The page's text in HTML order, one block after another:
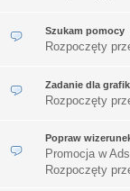
Szukam pomocy
Rozpoczęty
Zadanie dla
Rozpoczęty
Popraw
Promocja w
Rozpoczęty